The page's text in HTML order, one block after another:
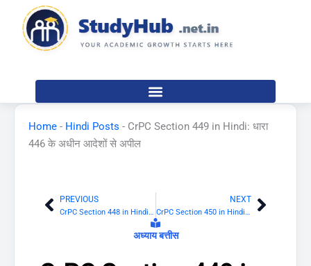
content
Home - Hindi Posts - CrPC Section 449 in Hindi: धारा
446 के अधीन आदेशों से अपील
Prev
PREVIOUS
CrPC Section 448 in Hindi: अवयस्क से अपेक्षित बंधपत्र
NEXT
CrPC Section 450 in Hindi: कुछ मुचलकों पर देय रकम की वसूली का निदेश देने की शक्ति Next
अध्याय बत्तीस